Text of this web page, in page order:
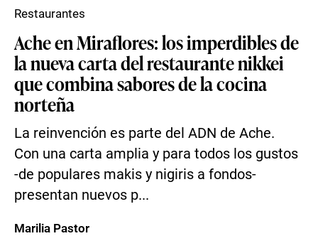
Ache en Miraflores: los imperdibles de
la nueva carta del restaurante nikkei
que combina sabores de la cocina
norteña
La reinvención es parte del ADN de Ache.
Con una carta amplia y para todos los gustos
-de populares makis y nigiris a fondos-
presentan nuevos p...
Restaurantes
Marilia Pastor